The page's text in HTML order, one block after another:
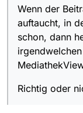
Danke
Jörg
Wenn der
auftaucht, in
schon, dann
Richtig oder